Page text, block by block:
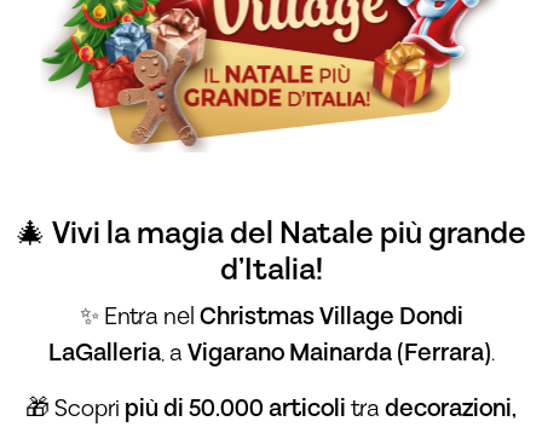
🎄 Vivi la magia del Natale più grande
d’Italia!
✨ Entra nelChristmas Village Dondi
LaGalleria, aVigarano Mainarda (Ferrara).
🎁 Scopri più di 50.000 articolitradecorazioni,